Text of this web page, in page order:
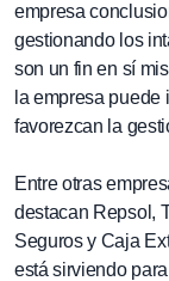
empresa
gestionando los
son un fin en sí
la empresa
favorezcan la
Entre otras
destacan Repsol,
Seguros y Caja
está sirviendo